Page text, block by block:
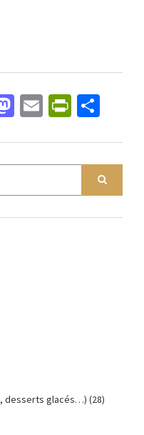
Mastodon
Email
desserts glacés…) (28)